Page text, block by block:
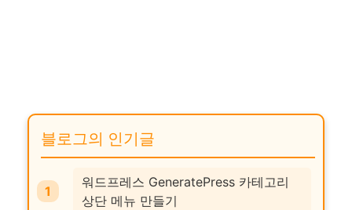
블로그의 인기글
워드프레스 GeneratePress 카테고리
상단 메뉴 만들기